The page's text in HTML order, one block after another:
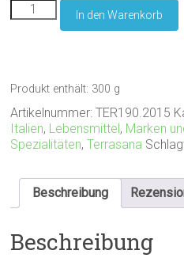
Terrasana
Cracker
In den Warenkorb
Produkt enthält: 300 g
Artikelnummer:TER190.2015
Italien, Lebensmittel , Marken
Spezialitäten,Terrasana
Beschreibung
Beschreibung